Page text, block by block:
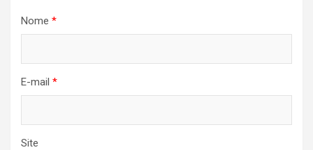
Nome *
E-mail *
Site